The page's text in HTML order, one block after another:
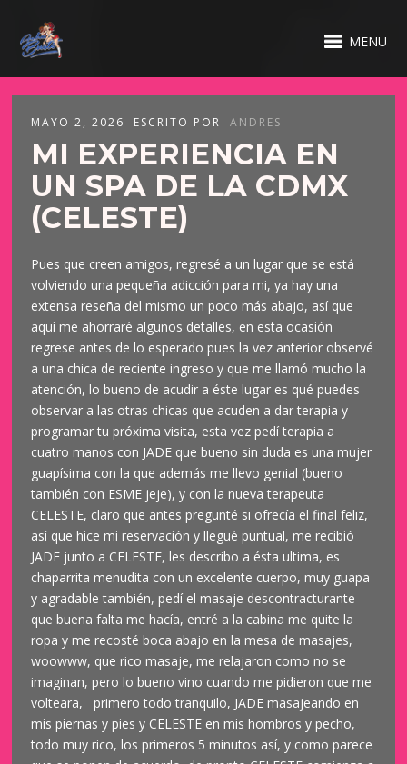
MENU
MAYO 2, 2026 ESCRITO POR ANDRES
MI EXPERIENCIA EN
UN SPA DE LA CDMX
(CELESTE)
Pues que creen amigos, regresé a un lugar que se está
volviendo una pequeña adicción para mi, ya hay una
extensa reseña del mismo un poco más abajo, así que
aquí me ahorraré algunos detalles, en esta ocasión
regrese antes de lo esperado pues la vez anterior observé
a una chica de reciente ingreso y que me llamó mucho la
atención, lo bueno de acudir a éste lugar es qué puedes
observar a las otras chicas que acuden a dar terapia y
programar tu próxima visita, esta vez pedí terapia a
cuatro manos con JADE que bueno sin duda es una mujer
guapísima con la que además me llevo genial (bueno
también con ESME jeje), y con la nueva terapeuta
CELESTE, claro que antes pregunté si ofrecía el final feliz,
así que hice mi reservación y llegué puntual, me recibió
JADE junto a CELESTE, les describo a ésta ultima, es
chaparrita menudita con un excelente cuerpo, muy guapa
y agradable también, pedí el masaje descontracturante
que buena falta me hacía, entré a la cabina me quite la
ropa y me recosté boca abajo en la mesa de masajes,
woowww, que rico masaje, me relajaron como no se
imaginan, pero lo bueno vino cuando me pidieron que me
volteara, primero todo tranquilo, JADE masajeando en
mis piernas y pies y CELESTE en mis hombros y pecho,
todo muy rico, los primeros 5 minutos así, y como parece